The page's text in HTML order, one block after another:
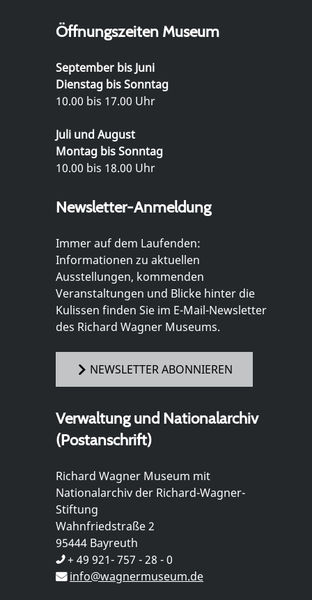
Öffnungszeiten Museum
September bis Juni
Dienstag bis Sonntag
10.00 bis 17.00 Uhr
Juli und August
Montag bis Sonntag
10.00 bis 18.00 Uhr
Newsletter-Anmeldung
Immer auf dem Laufenden:
Informationen zu aktuellen
Ausstellungen, kommenden
Veranstaltungen und Blicke hinter die
Kulissen finden Sie im E-Mail-Newsletter
des Richard Wagner Museums.
NEWSLETTER ABONNIEREN
Verwaltung und Nationalarchiv
(Postanschrift)
Richard Wagner Museum mit
Nationalarchiv der Richard-Wagner-
Stiftung
Wahnfriedstraße 2
95444 Bayreuth
+ 49 921- 757 - 28 - 0
info@wagnermuseum.de